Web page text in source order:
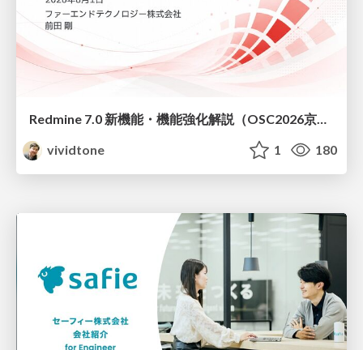
Redmine 7.0 新機能・機能強化解説（OSC2026京都ダイジェスト版）
vividtone
1 180